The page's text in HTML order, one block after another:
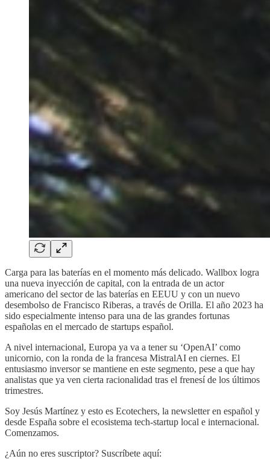
Carga para las baterías en el momento más delicado. Wallbox logra
una nueva inyección de capital, con la entrada de un actor
americano del sector de las baterías en EEUU y con un nuevo
desembolso de Francisco Riberas, a través de Orilla. El año 2023 ha
sido especialmente intenso para una de las grandes fortunas
españolas en el mercado de startups español.
A nivel internacional, Europa ya va a tener su ‘OpenAI’ como
unicornio, con la ronda de la francesa MistralAI en ciernes. El
entusiasmo inversor se mantiene en este segmento, pese a que hay
analistas que ya ven cierta racionalidad tras el frenesí de los últimos
trimestres.
Soy Jesús Martínez y esto es Ecotechers, la newsletter en español y
desde España sobre el ecosistema tech-startup local e internacional.
Comenzamos.
¿Aún no eres suscriptor? Suscríbete aquí: